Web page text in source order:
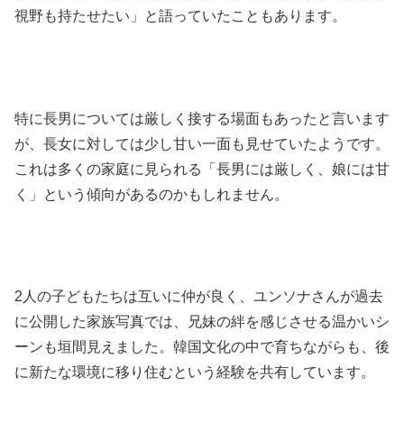
視野も持たせたい」と語っていたこともあります。
特に長男については厳しく接する場面もあったと言います
が、長女に対しては少し甘い一面も見せていたようです。
これは多くの家庭に見られる「長男には厳しく、娘には甘
く」という傾向があるのかもしれません。
2人の子どもたちは互いに仲が良く、ユンソナさんが過去
に公開した家族写真では、兄妹の絆を感じさせる温かいシ
ーンも垣間見えました。韓国文化の中で育ちながらも、後
に新たな環境に移り住むという経験を共有しています。